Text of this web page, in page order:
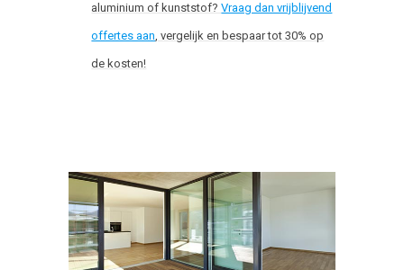
aluminium of kunststof?Vraag dan vrijblijvend
offertes aan, vergelijk en bespaar tot 30% op
de kosten!